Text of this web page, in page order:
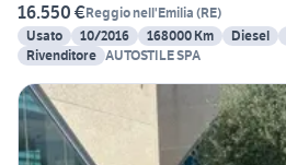
16.550 €Reggio nell'Emilia (RE)
Usato
10/2016 168000 Km Diesel
Rivenditore AUTOSTILE SPA